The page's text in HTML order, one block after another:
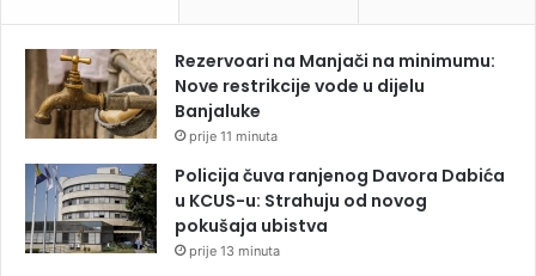
Rezervoari na Manjači na minimumu:
Nove restrikcije vode u dijelu
Banjaluke
prije 11 minuta
Policija čuva ranjenog Davora Dabića
u KCUS-u: Strahuju od novog
pokušaja ubistva
prije 13 minuta